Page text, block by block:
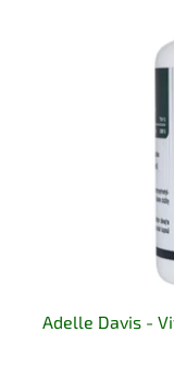
Adelle Davis -